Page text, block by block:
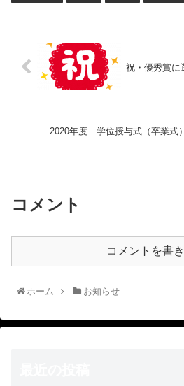
祝・優秀賞に
2020年度 学位授与式（卒業式）
コメント
コメントを書
ホーム お知らせ